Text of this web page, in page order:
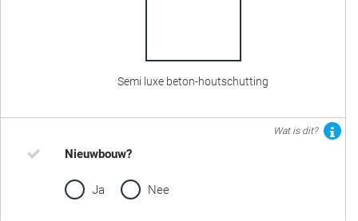
Semi luxe beton-houtschutting
Wat is dit?
Nieuwbouw?
Ja Nee